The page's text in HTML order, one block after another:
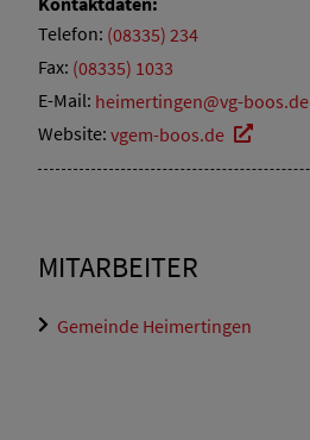
Telefon: (08335) 234
Fax: (08335) 1033
E-Mail: heimertingen@vg-boos.de
Website: vgem-boos.de
MITARBEITER
Gemeinde Heimertingen